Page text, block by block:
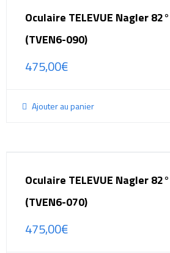
Oculaire TELEVUE Nagler
(TVEN6-090)
475,00€
Ajouter au panier
Oculaire TELEVUE Nagler
(TVEN6-070)
475,00€